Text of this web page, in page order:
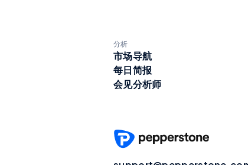
分析
市场导航
每日简报
会见分析师